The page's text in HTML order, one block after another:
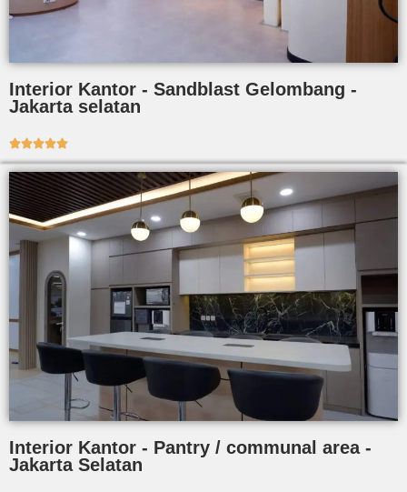
Interior Kantor - Sandblast Gelombang -
Jakarta selatan

Interior Kantor - Pantry / communal area -
Jakarta Selatan